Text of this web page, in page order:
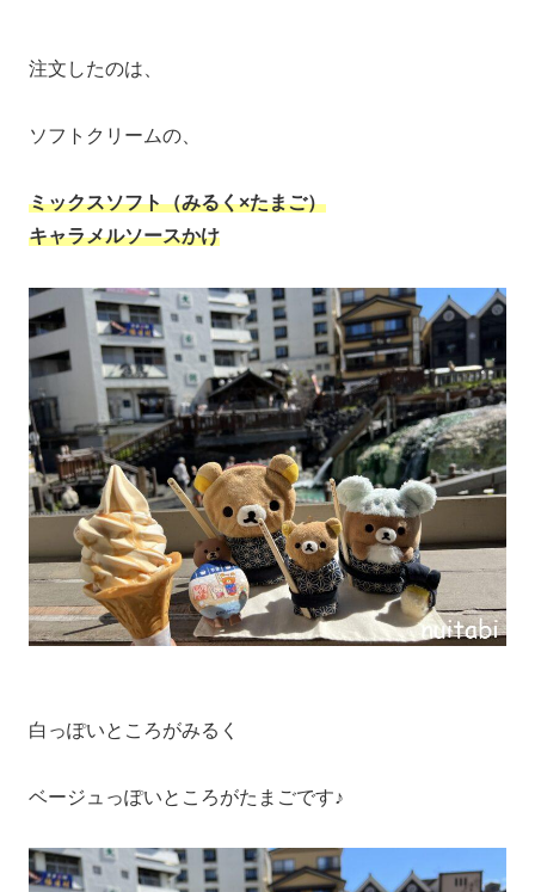
注文したのは、
ソフトクリームの、
ミックスソフト（みるく×たまご）
キャラメルソースかけ
白っぽいところがみるく
ベージュっぽいところがたまごです♪